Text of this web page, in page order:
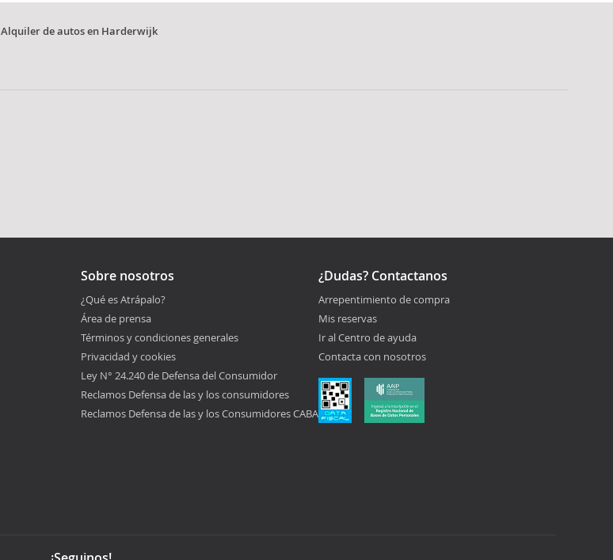
Alquiler de autos en Harderwijk
Sobre nosotros
¿Qué es Atrápalo?
Área de prensa
Términos y condiciones generales
Privacidad y cookies
Ley N° 24.240 de Defensa del Consumidor
Reclamos Defensa de las y los consumidores
Reclamos Defensa de las y los Consumidores CABA
¿Dudas? Contactanos
Arrepentimiento de compra
Mis reservas
Ir al Centro de ayuda
Contacta con nosotros